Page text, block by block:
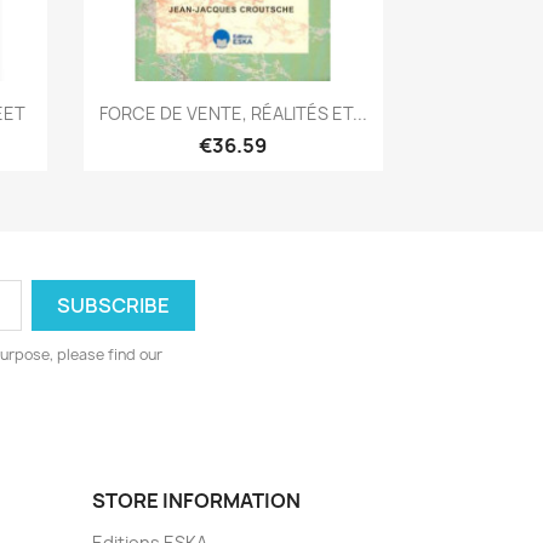
Quick view
FORCE DE VENTE, RÉALITÉS ET...
€36.59
please find our
STORE INFORMATION